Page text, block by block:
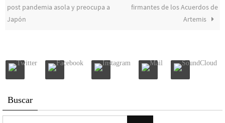
post pandemia asola y preocupa a
Japón
firmantes de los Acuerdos de
Artemis
Buscar